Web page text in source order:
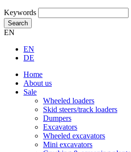
Keywords
Search
EN
EN
DE
Home
About us
Sale
Wheeled loaders
Skid steers/track loaders
Dumpers
Excavators
Wheeled excavators
Mini excavators